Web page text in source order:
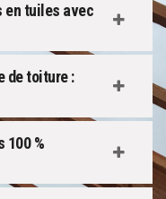
en tuiles avec
de toiture :
100 %